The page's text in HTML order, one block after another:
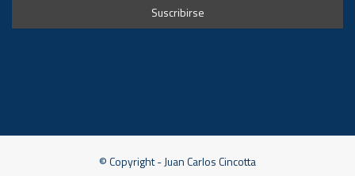
© Copyright - Juan Carlos Cincotta